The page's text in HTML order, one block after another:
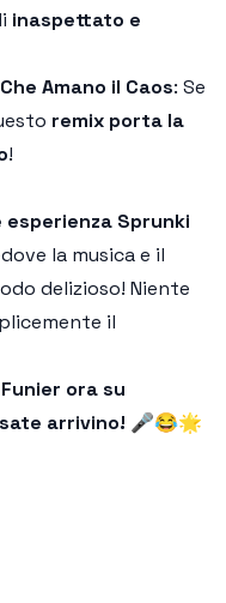
inaspettato e
Amano il Caos: Se
remix porta la
!
Sprunki
la musica e il
delizioso! Niente
il
ora su
arrivino! 🎤😂🌟